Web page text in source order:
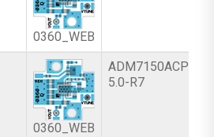
0360_WEB
0360_WEB
ADM7150ACPZ-
5.0-R7